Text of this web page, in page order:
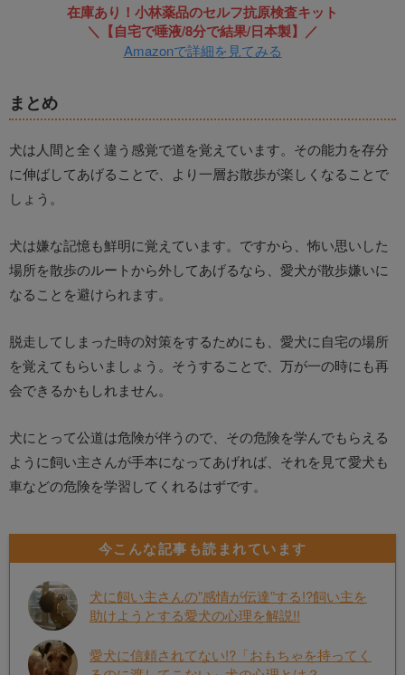
在庫あり！小林薬品のセルフ抗原検査キット
＼【自宅で唾液/8分で結果/日本製】／
Amazonで詳細を見てみる
まとめ
犬は人間と全く違う感覚で道を覚えています。その能力を存分
に伸ばしてあげることで、より一層お散歩が楽しくなることで
しょう。
犬は嫌な記憶も鮮明に覚えています。ですから、怖い思いした
場所を散歩のルートから外してあげるなら、愛犬が散歩嫌いに
なることを避けられます。
脱走してしまった時の対策をするためにも、愛犬に自宅の場所
を覚えてもらいましょう。そうすることで、万が一の時にも再
会できるかもしれません。
犬にとって公道は危険が伴うので、その危険を学んでもらえる
ように飼い主さんが手本になってあげれば、それを見て愛犬も
車などの危険を学習してくれるはずです。
今こんな記事も読まれています
犬に飼い主さんの”感情が伝達”する!?飼い主を
助けようとする愛犬の心理を解説!!
愛犬に信頼されてない!?「おもちゃを持ってく